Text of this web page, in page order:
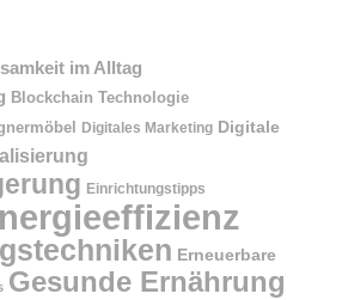
im Alltag
Blockchain Technologie
Digitales Marketing Digitale
Einrichtungstipps
Erneuerbare
Gesunde Ernährung